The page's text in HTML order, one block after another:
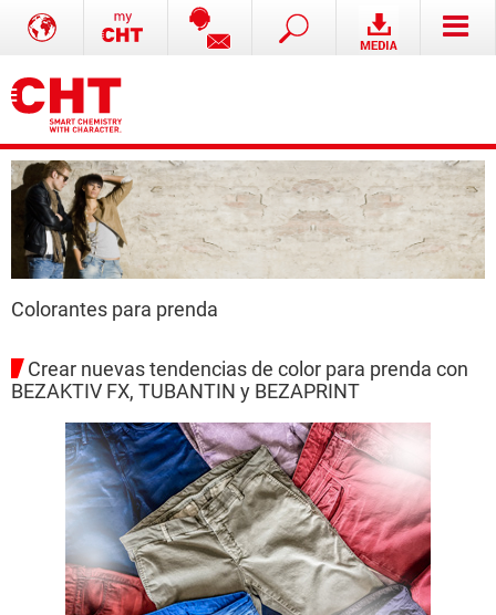
Colorantes para prenda
Crear nuevas tendencias de color para prenda con
BEZAKTIV FX, TUBANTIN y BEZAPRINT